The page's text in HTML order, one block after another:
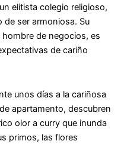
elitista colegio religioso,
de ser armoniosa. Su
de negocios, es
de cariño
unos días a la cariñosa
apartamento, descubren
olor a curry que inunda
primos, las flores